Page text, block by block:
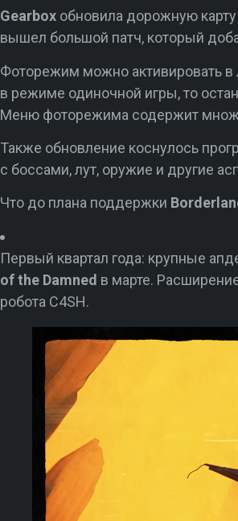
Gearboxобновила дорожную карту
вышел большой патч, который
Фоторежим можно активировать
в режиме одиночной игры, то
Меню фоторежима содержит
Также обновление коснулось
с боссами, лут, оружие и другие
Что до плана поддержки
Первый квартал года: крупные
of the Damned в марте.
робота C4SH.